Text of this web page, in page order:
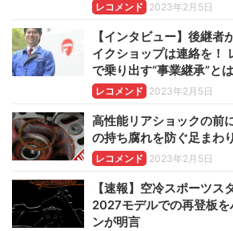
レコメンド 2023年2月5日
【インタビュー】後継
イクショップは連絡を！
で乗り出す“事業継承”と
レコメンド 2023年2月5日
高性能リアショックの前
の持ち腐れを防ぐ足まわ
レコメンド 2023年2月5日
【速報】空冷スポーツス
2027モデルでの再登板
ンが明言